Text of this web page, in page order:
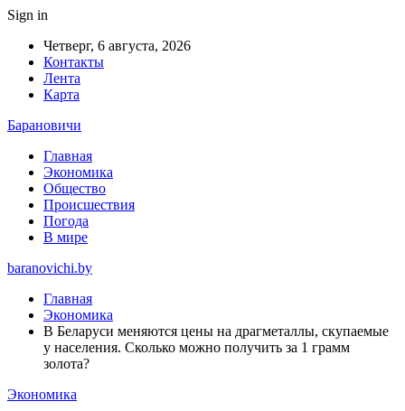
Sign in
Четверг, 6 августа, 2026
Контакты
Лента
Карта
Барановичи
Главная
Экономика
Общество
Происшествия
Погода
В мире
baranovichi.by
Главная
Экономика
В Беларуси меняются цены на драгметаллы, скупаемые
у населения. Сколько можно получить за 1 грамм
золота?
Экономика